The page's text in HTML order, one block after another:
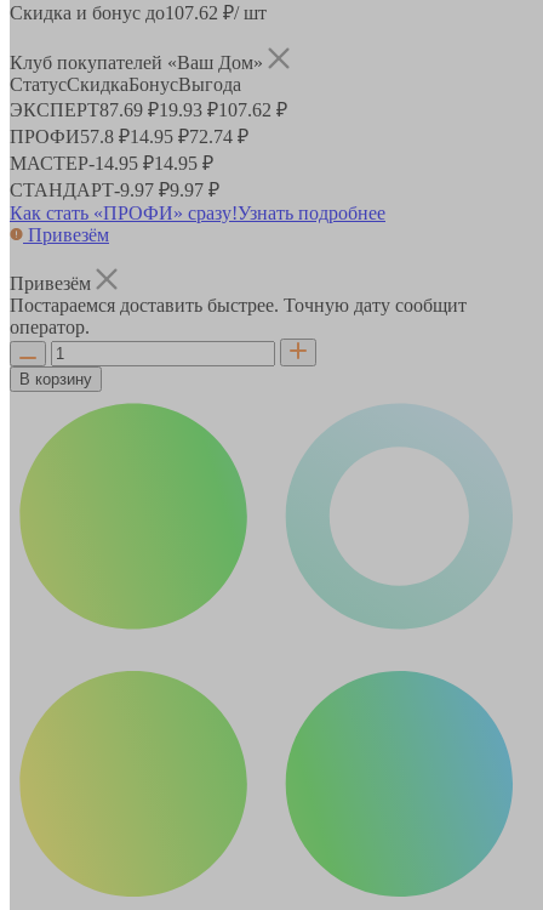
Скидка и бонус до107.62 ₽/ шт
Клуб покупателей «Ваш Дом»
СтатусСкидкаБонусВыгода
ЭКСПЕРТ87.69 ₽19.93 ₽107.62 ₽
ПРОФИ57.8 ₽14.95 ₽72.74 ₽
МАСТЕР-14.95 ₽14.95 ₽
СТАНДАРТ-9.97 ₽9.97 ₽
Как стать «ПРОФИ» сразу!Узнать подробнее
Привезём
Привезём
Постараемся доставить быстрее. Точную дату сообщит
оператор.
В корзину